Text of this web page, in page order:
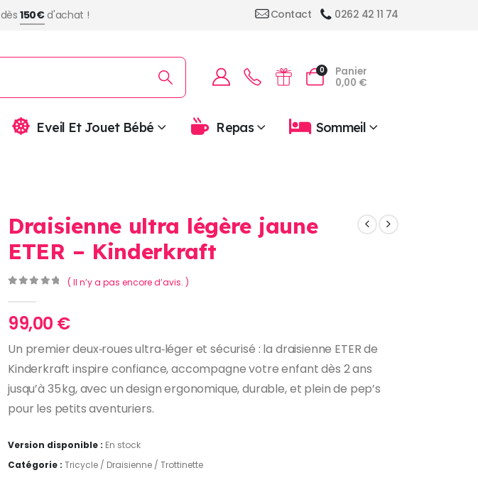
dès150€d'achat ! Contact 0262 42 11 74
0
Panier
0,00 €
Eveil Et Jouet Bébé Repas Sommeil
Draisienne ultra légère jaune
ETER – Kinderkraft
( Il n’y a pas encore d’avis. )
99,00 €
Un premier deux‑roues ultra‑léger et sécurisé : la draisienne ETER de
Kinderkraft inspire confiance, accompagne votre enfant dès 2 ans
jusqu’à 35 kg, avec un design ergonomique, durable, et plein de pep’s
pour les petits aventuriers.
Version disponible : En stock
Catégorie : Tricycle / Draisienne / Trottinette